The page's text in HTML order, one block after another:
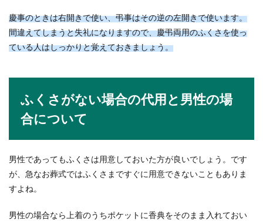
慶事のときは右開きで使い、弔事はその逆の左開きで使います。
間違えてしまうと失礼になりますので、慶弔両用のふくさを使っ
ている人はしっかりと覚えておきましょう。
ふくさがない場合の代用と男性の場
合について
男性であってもふくさは用意しておいた方が良いでしょう。です
が、急なお葬式ではふくさまですぐに用意できないこともありま
すよね。
男性の場合なら上着のうちポケットに香典をそのまま入れておい